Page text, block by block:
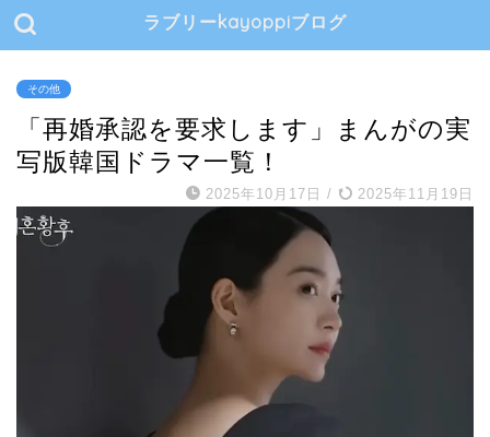
ラブリーkayoppiブログ
その他
「再婚承認を要求します」まんがの実
写版韓国ドラマ一覧！
2025年10月17日 / 2025年11月19日